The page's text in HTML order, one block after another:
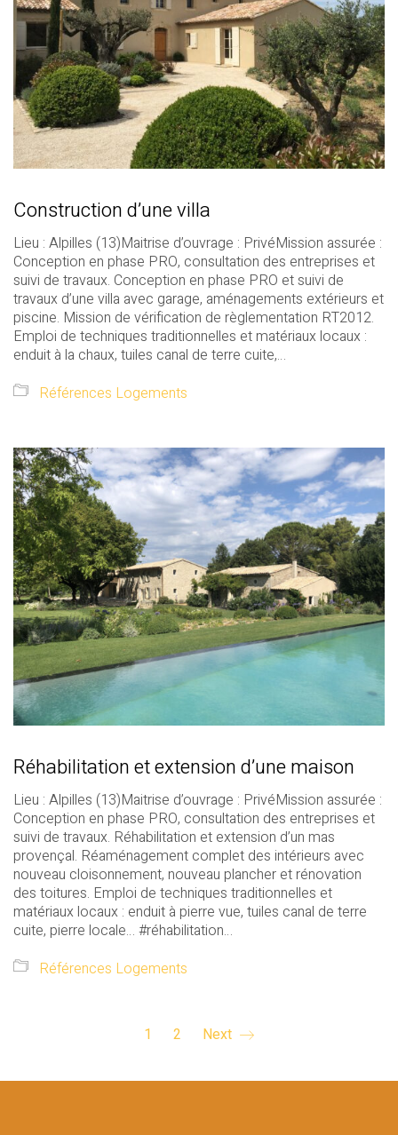
Construction d’une villa
Lieu : Alpilles (13)Maitrise d’ouvrage : PrivéMission assurée :
Conception en phase PRO, consultation des entreprises et
suivi de travaux. Conception en phase PRO et suivi de
travaux d’une villa avec garage, aménagements extérieurs et
piscine. Mission de vérification de règlementation RT2012.
Emploi de techniques traditionnelles et matériaux locaux :
enduit à la chaux, tuiles canal de terre cuite,…
Références Logements
Réhabilitation et extension d’une maison
Lieu : Alpilles (13)Maitrise d’ouvrage : PrivéMission assurée :
Conception en phase PRO, consultation des entreprises et
suivi de travaux. Réhabilitation et extension d’un mas
provençal. Réaménagement complet des intérieurs avec
nouveau cloisonnement, nouveau plancher et rénovation
des toitures. Emploi de techniques traditionnelles et
matériaux locaux : enduit à pierre vue, tuiles canal de terre
cuite, pierre locale… #réhabilitation…
Références Logements
1 2 Next